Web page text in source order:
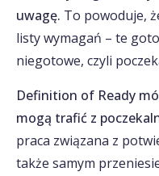
uwagę. To powoduje,
listy wymagań – te
niegotowe, czyli
Definition of Ready
mogą trafić z
praca związana z
także samym